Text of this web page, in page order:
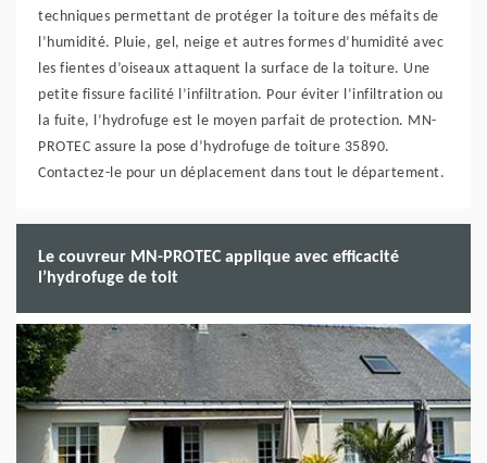
techniques permettant de protéger la toiture des méfaits de
l’humidité. Pluie, gel, neige et autres formes d’humidité avec
les fientes d’oiseaux attaquent la surface de la toiture. Une
petite fissure facilité l’infiltration. Pour éviter l’infiltration ou
la fuite, l’hydrofuge est le moyen parfait de protection. MN-
PROTEC assure la pose d’hydrofuge de toiture 35890.
Contactez-le pour un déplacement dans tout le département.
Le couvreur MN-PROTEC applique avec efficacité
l’hydrofuge de toit